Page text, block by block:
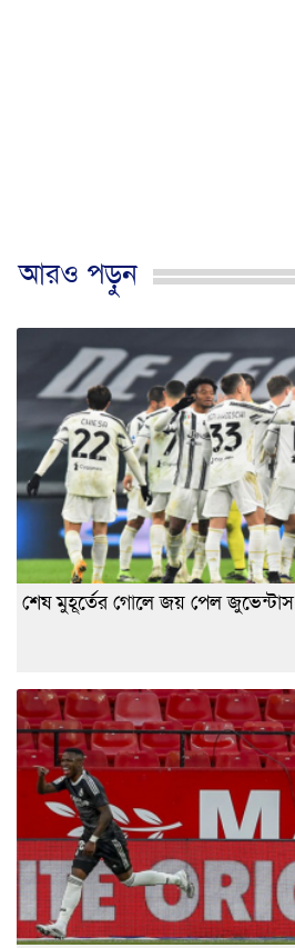
আরও পড়ুন
শেষ মুহূর্তের গোলে জয় পেল জুভেন্টাস